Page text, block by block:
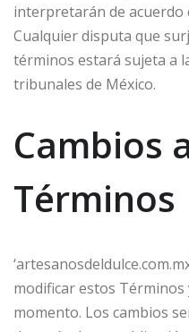
interpretarán de acuerdo
Cualquier disputa que
términos estará sujeta a
tribunales de México.
Cambios
Términos
modificar estos
momento. Los cambios